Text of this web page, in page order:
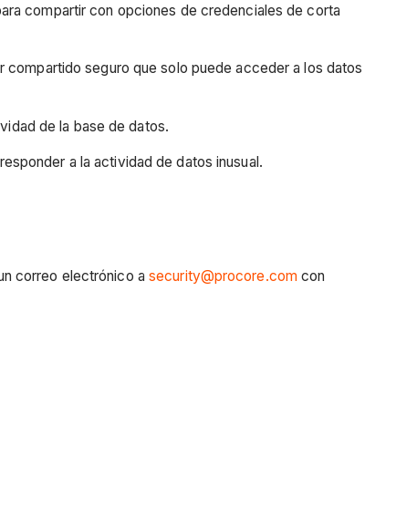
compartir con opciones de credenciales de corta
seguro que solo puede acceder a los datos
de la base de datos.
a la actividad de datos inusual.
correo electrónico a security@procore.com con